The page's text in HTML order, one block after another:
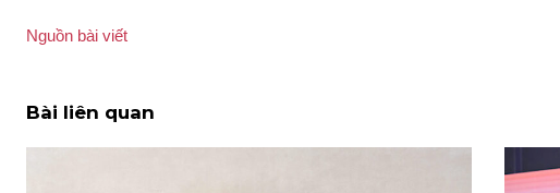
Nguồn bài viết
Bài liên quan